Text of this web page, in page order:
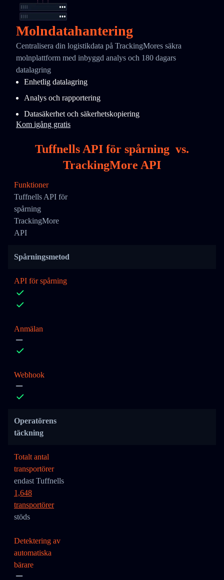
Molndatahantering
Centralisera din logistikdata på TrackingMores säkra
molnplattform med inbyggd analys och 180 dagars
datalagring
Enhetlig datalagring
Analys och rapportering
Datasäkerhet och säkerhetskopiering
Kom igång gratis
Tuffnells API för spårning vs.
TrackingMore API
Funktioner
Tuffnells API för
spårning
TrackingMore
API
Spårningsmetod
API för spårning
Anmälan
Webhook
Operatörens
täckning
Totalt antal
transportörer
endast Tuffnells
1,648
transportörer
stöds
Detektering av
automatiska
bärare